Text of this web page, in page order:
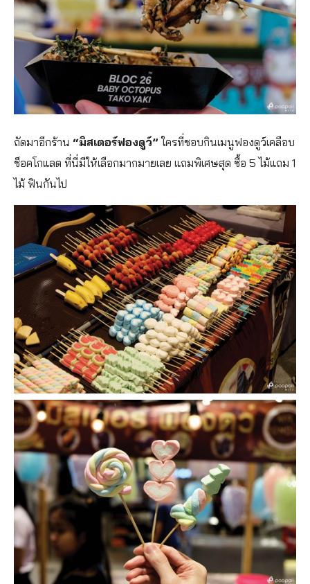
ถัดมาอีกร้าน “มิสเตอร์ฟองดูว์” ใครที่ชอบกินเมนูฟองดูว์เคลือบ
ช็อคโกแลต ที่นี่มีให้เลือกมากมายเลย แถมพิเศษสุด ซื้อ 5 ไม้แถม 1
ไม้ ฟินกันไป